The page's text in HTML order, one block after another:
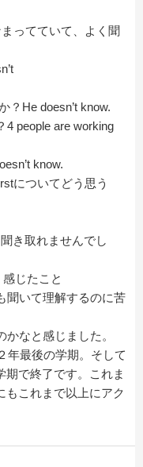
ってていて、よく聞
？He doesn’t know.
4 people are working
know.
についてどう思う
き取れませんでし
じたこと
いて理解するのに苦
なと感じました。
年最後の学期。そして
期で終了です。これま
もこれまで以上にアク